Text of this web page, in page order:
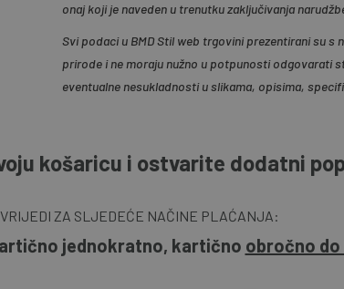
onaj koji je naveden u trenutku zaključivanja
Svi podaci u BMD Stil web trgovini prezentirani su
prirode i ne moraju nužno u potpunosti odgovarati
eventualne nesukladnosti u slikama, opisima,
košaricu i ostvarite dodatni
VRIJEDI ZA SLJEDEĆE NAČINE PLAĆANJA:
jednokratno, kartično obročno do